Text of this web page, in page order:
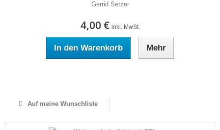
Gerrid Setzer
4,00 € inkl. MwSt.
In den Warenkorb Mehr
Auf meine Wunschliste